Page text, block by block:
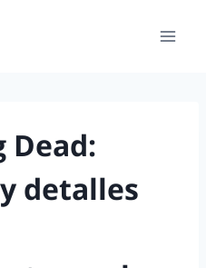
Dead:
detalles